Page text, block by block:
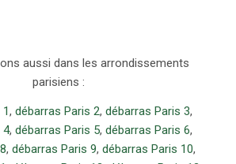
aussi dans les arrondissements
parisiens :
, débarras Paris 2, débarras Paris 3,
4, débarras Paris 5, débarras Paris 6,
, débarras Paris 9, débarras Paris 10,